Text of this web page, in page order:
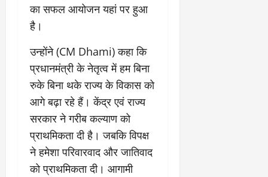
का सफल आयोजन यहां पर हुआ
है।
उन्होंने (CM Dhami) कहा कि
प्रधानमंत्री के नेतृत्व में हम बिना
रुके बिना थके राज्य के विकास को
आगे बढ़ा रहे हैं। केंद्र एवं राज्य
सरकार ने गरीब कल्याण को
प्राथमिकता दी है। जबकि विपक्ष
ने हमेशा परिवारवाद और जातिवाद
को प्राथमिकता दी। आगामी